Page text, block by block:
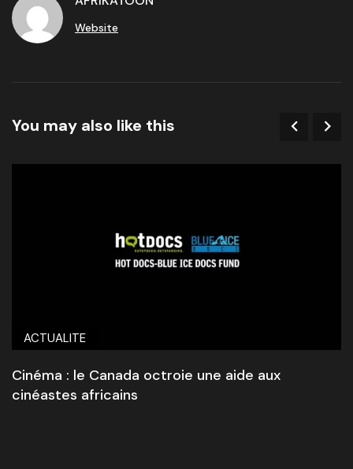
Website
You may also like this
ACTUALITE
Cinéma : le Canada octroie une aide aux
cinéastes africains